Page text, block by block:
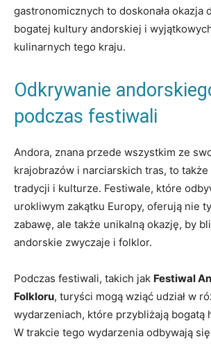
gastronomicznych to doskonała okazja
‍bogatej kultury andorskiej⁤ i
kulinarnych ⁣tego kraju.
Odkrywanie
podczas festiwali
Andora, znana przede wszystkim‍ ze
⁤krajobrazów ​i narciarskich tras,⁤ to
tradycji i⁤ kulturze. Festiwale, ⁣które
urokliwym zakątku Europy, ‍oferują nie​
zabawę, ale także unikalną okazję, by
andorskie ‌zwyczaje i folklor.
Podczas festiwali, takich jak Festiwal
Folkloru, turyści mogą wziąć udział w
wydarzeniach, ⁤które⁤ przybliżają ⁢bogatą
W trakcie tego wydarzenia odbywają